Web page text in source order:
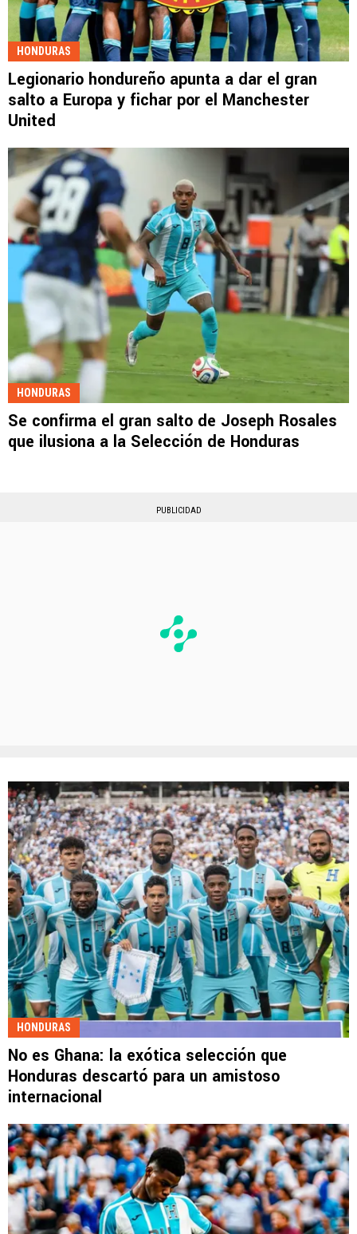
HONDURAS
Legionario hondureño apunta a dar el gran
salto a Europa y fichar por el Manchester
United
HONDURAS
Se confirma el gran salto de Joseph Rosales
que ilusiona a la Selección de Honduras
PUBLICIDAD
HONDURAS
No es Ghana: la exótica selección que
Honduras descartó para un amistoso
internacional